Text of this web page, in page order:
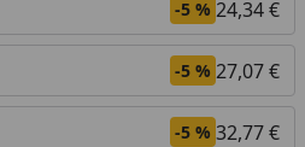
-5 % 24,34 €
-5 % 27,07 €
-5 % 32,77 €